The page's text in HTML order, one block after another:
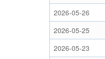
2026-05-26
2026-05-25
2026-05-23